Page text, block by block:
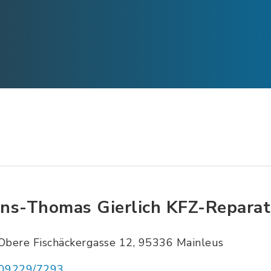
Thomas Gierlich KFZ-
Fischäckergasse 12, 95336 Mainleus